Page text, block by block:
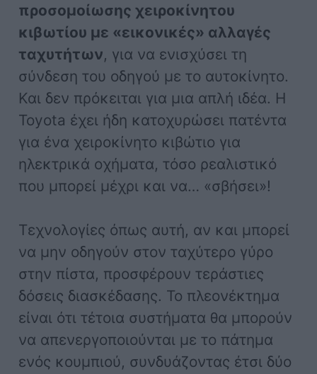
προσομοίωσης χειροκίνητου
κιβωτίου με «εικονικές» αλλαγές
ταχυτήτων, για να ενισχύσει τη
σύνδεση του οδηγού με το αυτοκίνητο.
Και δεν πρόκειται για μια απλή ιδέα. Η
Toyota έχει ήδη κατοχυρώσει πατέντα
για ένα χειροκίνητο κιβώτιο για
ηλεκτρικά οχήματα, τόσο ρεαλιστικό
που μπορεί μέχρι και να… «σβήσει»!
Τεχνολογίες όπως αυτή, αν και μπορεί
να μην οδηγούν στον ταχύτερο γύρο
στην πίστα, προσφέρουν τεράστιες
δόσεις διασκέδασης. Το πλεονέκτημα
είναι ότι τέτοια συστήματα θα μπορούν
να απενεργοποιούνται με το πάτημα
ενός κουμπιού, συνδυάζοντας έτσι δύο